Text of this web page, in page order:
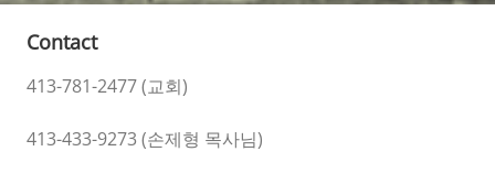
Contact
413-781-2477 (교회)
413-433-9273 (손제형 목사님)